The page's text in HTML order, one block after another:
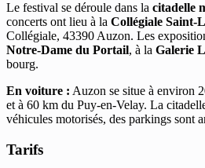
Le festival se déroule dans la citadelle
concerts ont lieu à la Collégiale Saint-
Collégiale, 43390 Auzon. Les
Notre-Dame du Portail, à la Galerie
bourg.
En voiture : Auzon se situe à environ
et à 60 km du Puy-en-Velay. La
véhicules motorisés, des parkings sont
Tarifs